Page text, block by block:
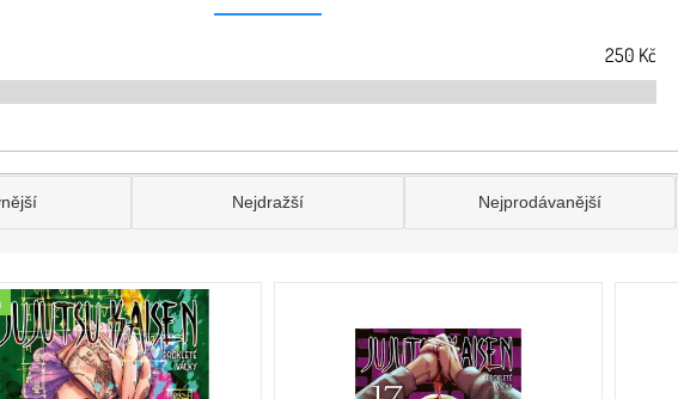
250 Kč
Nejdražší Nejprodávanější